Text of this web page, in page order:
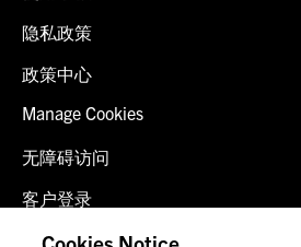
隐私政策
政策中心
Manage Cookies
无障碍访问
客户登录
诈骗预警